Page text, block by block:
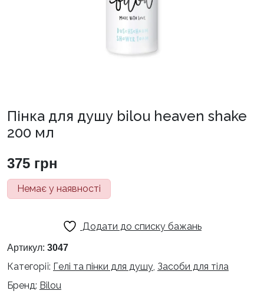
Пінка для душу bilou heaven shake
200 мл
375 грн
Немає у наявності
Додати до списку бажань
Артикул: 3047
Категорії: Гелі та пінки для душу, Засоби для тіла
Бренд: Bilou